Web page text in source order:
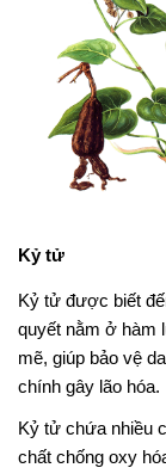
Kỷ tử
Kỷ tử được biết
quyết nằm ở hàm
mẽ, giúp bảo vệ
chính gây lão hóa.
Kỷ tử chứa nhiều
chất chống oxy